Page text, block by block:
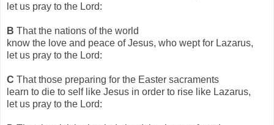
let us pray to the Lord:
B That the nations of the world
know the love and peace of Jesus, who wept for Lazarus,
let us pray to the Lord:
C That those preparing for the Easter sacraments
learn to die to self like Jesus in order to rise like Lazarus,
let us pray to the Lord: